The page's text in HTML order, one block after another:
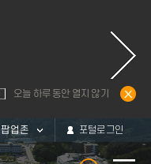
오늘 하루 동안 열지 않기
팝업존 포털로그인